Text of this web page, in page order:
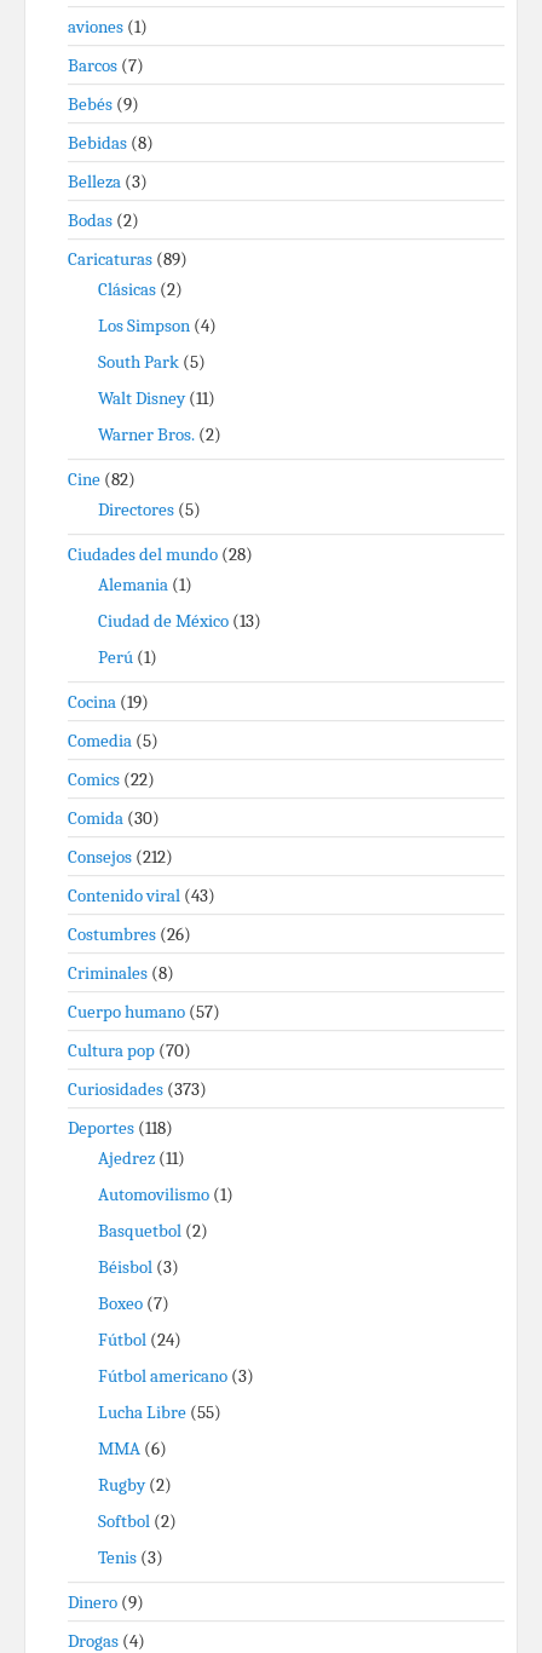
aviones (1)
Barcos (7)
Bebés (9)
Bebidas (8)
Belleza (3)
Bodas (2)
Caricaturas (89)
Clásicas (2)
Los Simpson (4)
South Park (5)
Walt Disney(11)
Warner Bros. (2)
Cine (82)
Directores (5)
Ciudades del mundo (28)
Alemania (1)
Ciudad de México (13)
Perú (1)
Cocina (19)
Comedia (5)
Comics (22)
Comida (30)
Consejos (212)
Contenido viral (43)
Costumbres (26)
Criminales (8)
Cuerpo humano (57)
Cultura pop (70)
Curiosidades (373)
Deportes (118)
Ajedrez (11)
Automovilismo (1)
Basquetbol (2)
Béisbol (3)
Boxeo (7)
Fútbol (24)
Fútbol americano (3)
Lucha Libre (55)
MMA (6)
Rugby(2)
Softbol (2)
Tenis (3)
Dinero (9)
Drogas (4)